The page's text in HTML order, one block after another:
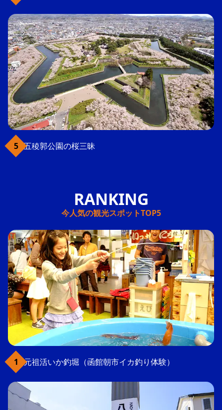
五稜郭公園の桜三昧
今人気の観光スポットTOP5
元祖活いか釣堀（函館朝市イカ釣り体験）